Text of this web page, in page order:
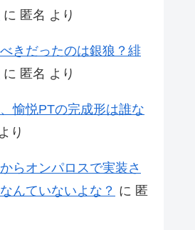
に 匿名 より
べきだったのは銀狼？緋
に 匿名 より
愉悦PTの完成形は誰な
より
らオンパロスで実装さ
んていないよな？ に 匿